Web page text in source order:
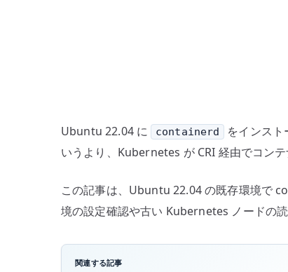
Ubuntu 22.04 に containerd
をインス
いうより、Kubernetes が CRI 経由でコン
この記事は、Ubuntu 22.04 の既存環境で
境の設定確認や古い Kubernetes ノードの読
関連する記事